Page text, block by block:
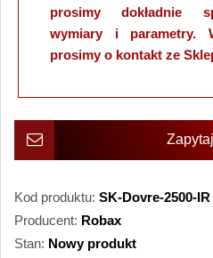
prosimy dokładnie
wymiary i parametry.
prosimy o kontakt ze
Kod produktu: SK-Dovre-2500-IR
Producent: Robax
Stan: Nowy produkt